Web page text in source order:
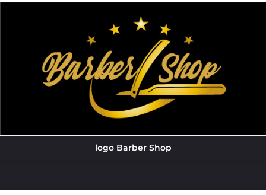
logo Barber Shop